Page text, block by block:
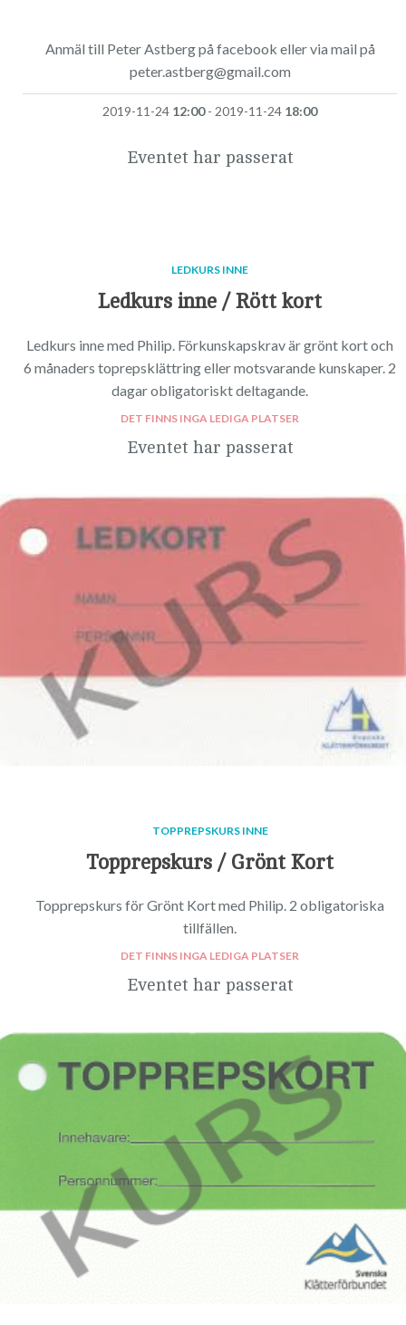
Anmäl till Peter Astberg på facebook eller via mail på
peter.astberg@gmail.com
2019-11-24 12:00- 2019-11-24 18:00
Eventet har passerat
LEDKURS INNE
Ledkurs inne / Rött kort
Ledkurs inne med Philip. Förkunskapskrav är grönt kort och
6 månaders toprepsklättring eller motsvarande kunskaper. 2
dagar obligatoriskt deltagande.
DET FINNS INGA LEDIGA PLATSER
Eventet har passerat
TOPPREPSKURS INNE
Topprepskurs / Grönt Kort
Topprepskurs för Grönt Kort med Philip. 2 obligatoriska
tillfällen.
DET FINNS INGA LEDIGA PLATSER
Eventet har passerat